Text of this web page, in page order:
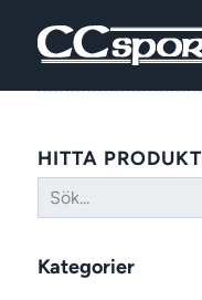
HITTA PRODUKT
Kategorier